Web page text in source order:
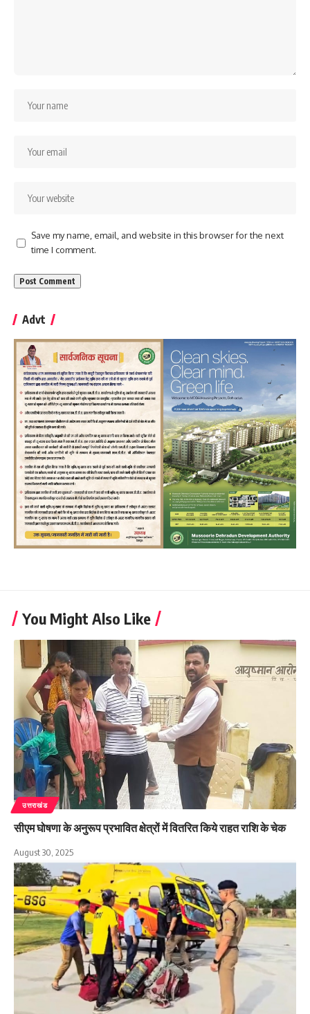
Save my name, email, and website in this browser for the next
time I comment.
Advt
You Might Also Like
उत्तराखंड
सीएम घोषणा के अनुरूप प्रभावित क्षेत्रों में वितरित किये राहत राशि के चेक
August 30, 2025